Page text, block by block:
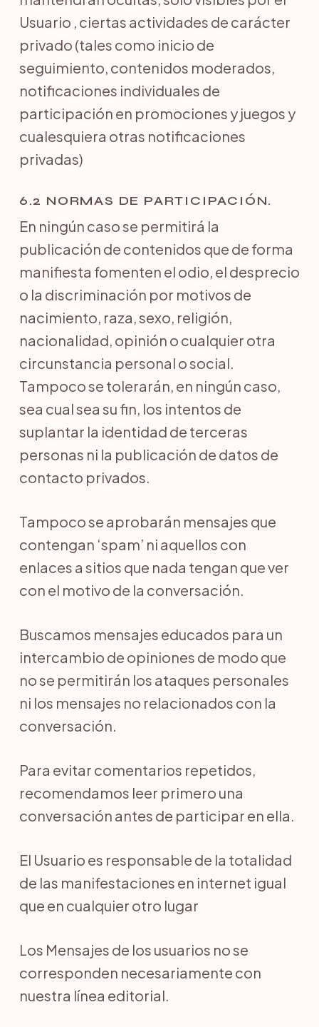
Usuario , ciertas actividades de carácter
privado (tales como inicio de
seguimiento, contenidos moderados,
notificaciones individuales de
participación en promociones y juegos y
cualesquiera otras notificaciones
privadas)
6.2 NORMAS DE PARTICIPACIÓN.
En ningún caso se permitirá la
publicación de contenidos que de forma
manifiesta fomenten el odio, el desprecio
o la discriminación por motivos de
nacimiento, raza, sexo, religión,
nacionalidad, opinión o cualquier otra
circunstancia personal o social.
Tampoco se tolerarán, en ningún caso,
sea cual sea su fin, los intentos de
suplantar la identidad de terceras
personas ni la publicación de datos de
contacto privados.
Tampoco se aprobarán mensajes que
contengan ‘spam’ ni aquellos con
enlaces a sitios que nada tengan que ver
con el motivo de la conversación.
Buscamos mensajes educados para un
intercambio de opiniones de modo que
no se permitirán los ataques personales
ni los mensajes no relacionados con la
conversación.
Para evitar comentarios repetidos,
recomendamos leer primero una
conversación antes de participar en ella.
El Usuario es responsable de la totalidad
de las manifestaciones en internet igual
que en cualquier otro lugar
Los Mensajes de los usuarios no se
corresponden necesariamente con
nuestra línea editorial.